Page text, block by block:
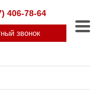
406-78-64
звонок